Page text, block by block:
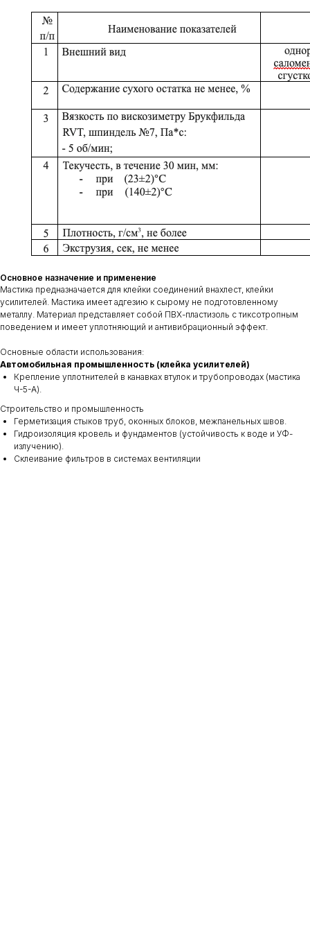
Основное назначение и применение
Мастика предназначается для клейки соединений внахлест, клейки
усилителей. Мастика имеет адгезию к сырому не подготовленному
металлу. Материал представляет собой ПВХ-пластизоль с тиксотропным
поведением и имеет уплотняющий и антивибрационный эффект.
Основные области использования:
Автомобильная промышленность (клейка усилителей)
Крепление уплотнителей в канавках втулок и трубопроводах (мастика
Ч-5-А).
Строительство и промышленность
Герметизация стыков труб, оконных блоков, межпанельных швов.
Гидроизоляция кровель и фундаментов (устойчивость к воде и УФ-
излучению).
Склеивание фильтров в системах вентиляции